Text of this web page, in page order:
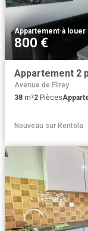
Appartement·à louer
800 €
Appartement 2
Avenue de Flirey
38 m²2 Pièces
Nouveau sur Rentola